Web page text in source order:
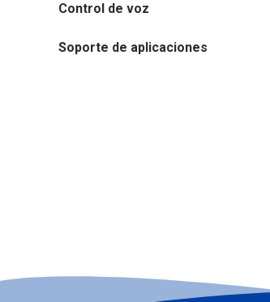
Control de voz
Soporte de aplicaciones